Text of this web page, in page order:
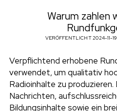
a
e
Warum zahlen
VERÖFFENTLICHT 2024-11-19
Verpflichtend erhobene
verwendet, um qualitativ
Radioinhalte zu produzieren.
Nachrichten,
Bildungsinhalte sowie ein